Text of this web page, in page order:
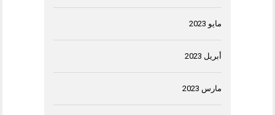
مايو 2023
أبريل 2023
مارس 2023